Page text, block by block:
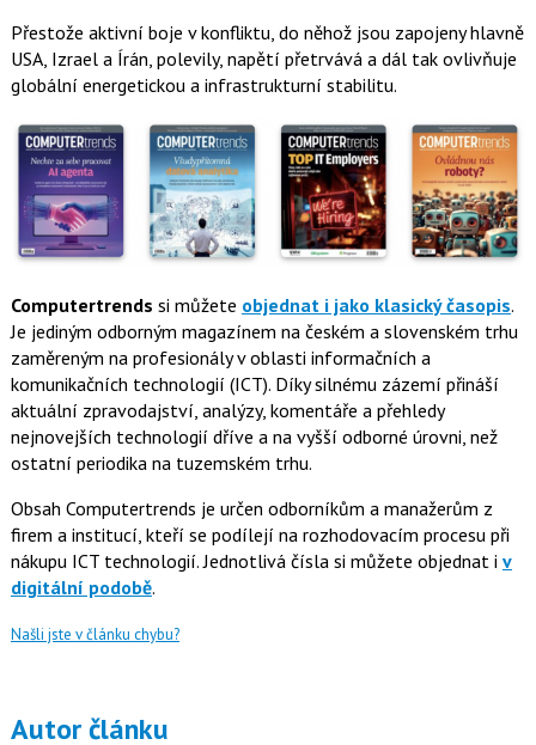
Přestože aktivní boje v konfliktu, do něhož jsou zapojeny hlavně
USA, Izrael a Írán, polevily, napětí přetrvává a dál tak ovlivňuje
globální energetickou a infrastrukturní stabilitu.
Computertrends si můžete objednat i jako klasický časopis.
Je jediným odborným magazínem na českém a slovenském trhu
zaměreným na profesionály v oblasti informačních a
komunikačních technologií (ICT). Díky silnému zázemí přináší
aktuální zpravodajství, analýzy, komentáře a přehledy
nejnovejších technologií dříve a na vyšší odborné úrovni, než
ostatní periodika na tuzemském trhu.
Obsah Computertrends je určen odborníkům a manažerům z
firem a institucí, kteří se podílejí na rozhodovacím procesu při
nákupu ICT technologií. Jednotlivá čísla si můžete objednat i v
digitální podobě.
Našli jste v článku chybu?
Autor článku